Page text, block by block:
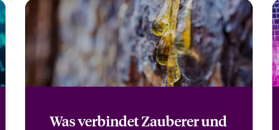
Was verbindet Zauberer und